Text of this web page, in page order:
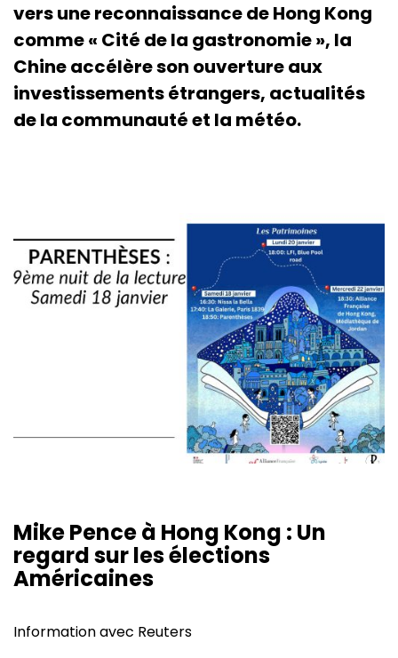
vers une reconnaissance de Hong Kong
comme « Cité de la gastronomie », la
Chine accélère son ouverture aux
investissements étrangers, actualités
de la communauté et la météo.
Mike Pence à Hong Kong : Un
regard sur les élections
Américaines
Information avec Reuters